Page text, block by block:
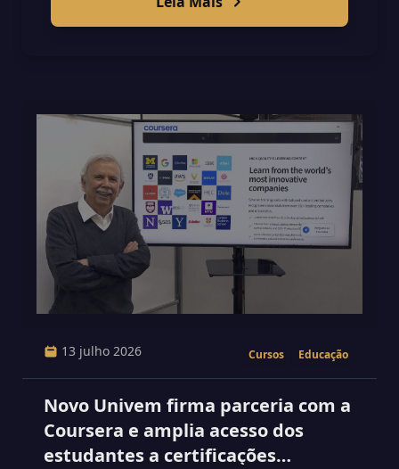
13 julho 2026 Cursos Educação
Novo Univem firma parceria com a
Coursera e amplia acesso dos
estudantes a certificações